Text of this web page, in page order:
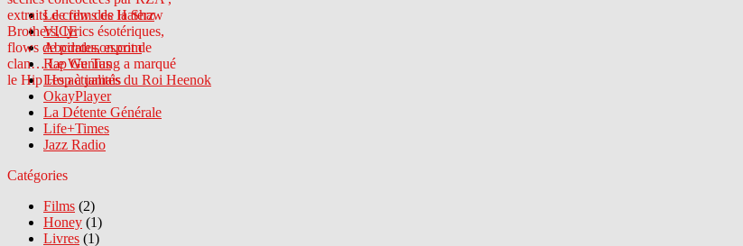
Le crew des Haterz
VICE
Abcdrduson.com
Rap Genius
Les actualités du Roi Heenok
OkayPlayer
La Détente Générale
Life+Times
Jazz Radio
Catégories
Films (2)
Honey (1)
Livres (1)